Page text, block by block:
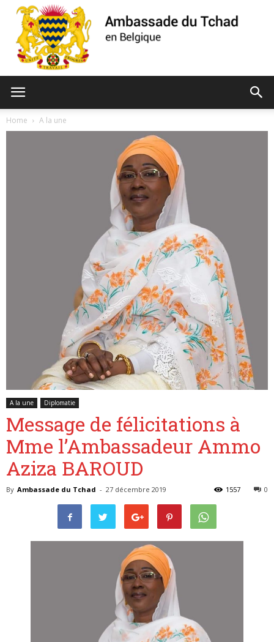
du
Tchad
de
Belgique
Home A la une
A la une Diplomatie
Message de félicitations à
Mme l’Ambassadeur Ammo
Aziza BAROUD
By Ambassade du Tchad - 27 décembre 2019 0
1557